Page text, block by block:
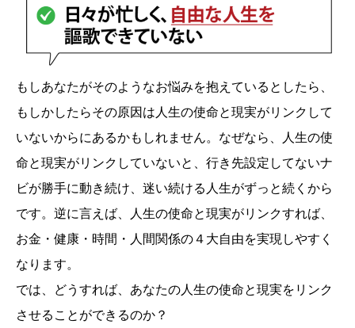
もしあなたがそのようなお悩みを抱えているとしたら、
もしかしたらその原因は人生の使命と現実がリンクして
いないからにあるかもしれません。なぜなら、人生の使
命と現実がリンクしていないと、行き先設定してないナ
ビが勝手に動き続け、迷い続ける人生がずっと続くから
です。逆に言えば、人生の使命と現実がリンクすれば、
お金・健康・時間・人間関係の４大自由を実現しやすく
なります。
では、どうすれば、あなたの人生の使命と現実をリンク
させることができるのか？